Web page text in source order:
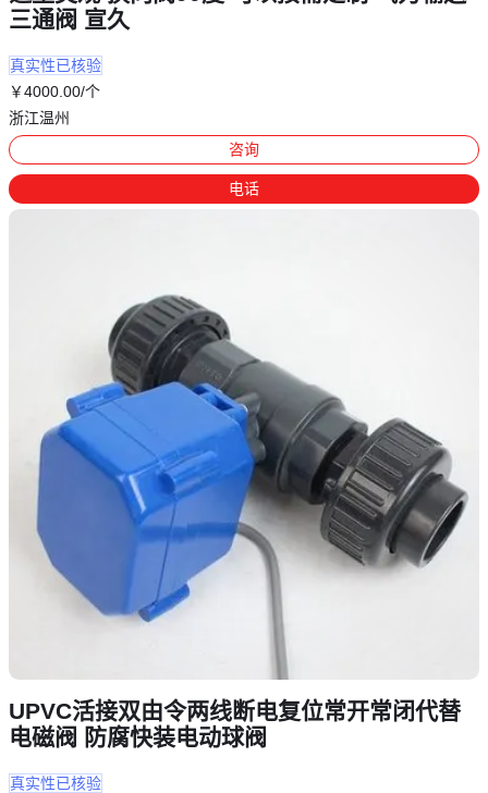
三通阀 宣久
真实性已核验
￥4000 .00/个
浙江温州
咨询
电话
UPVC活接双由令两线断电复位常开常闭代替
电磁阀 防腐快装电动球阀
真实性已核验